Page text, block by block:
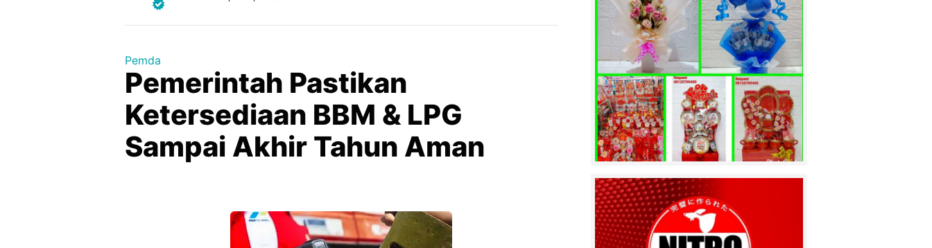
Pemda
Pemerintah Pastikan
Ketersediaan BBM & LPG
Sampai Akhir Tahun Aman